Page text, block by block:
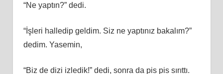
“Ne yaptın?” dedi.
“İşleri halledip geldim. Siz ne yaptınız bakalım?”
dedim. Yasemin,
“Biz de dizi izledik!” dedi, sonra da pis pis sırıttı.